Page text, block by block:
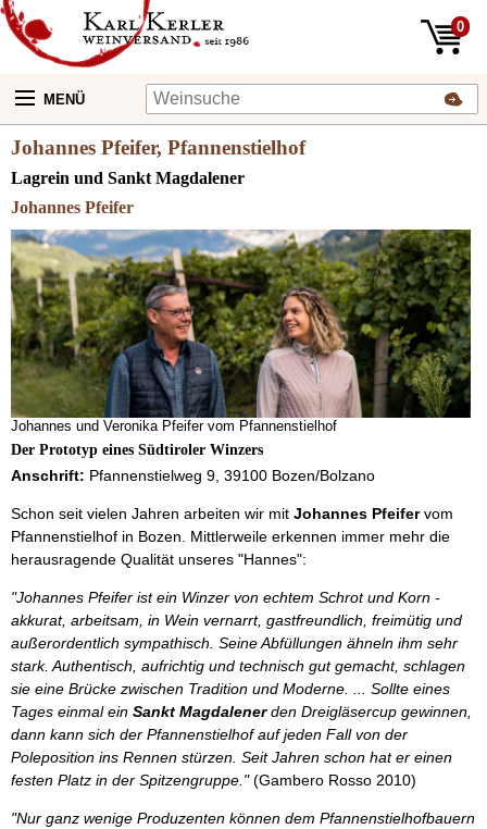
0
MENÜ
Johannes Pfeifer, Pfannenstielhof
Lagrein und Sankt Magdalener
Johannes Pfeifer
Johannes und Veronika Pfeifer vom Pfannenstielhof
Der Prototyp eines Südtiroler Winzers
Anschrift: Pfannenstielweg 9, 39100 Bozen/Bolzano
Schon seit vielen Jahren arbeiten wir mit Johannes Pfeifervom
Pfannenstielhof in Bozen. Mittlerweile erkennen immer mehr die
herausragende Qualität unseres "Hannes":
"Johannes Pfeifer ist ein Winzer von echtem Schrot und Korn -
akkurat, arbeitsam, in Wein vernarrt, gastfreundlich, freimütig und
außerordentlich sympathisch. Seine Abfüllungen ähneln ihm sehr
stark. Authentisch, aufrichtig und technisch gut gemacht, schlagen
sie eine Brücke zwischen Tradition und Moderne. ... Sollte eines
Tages einmal ein Sankt Magdalenerden Dreigläsercup gewinnen,
dann kann sich der Pfannenstielhof auf jeden Fall von der
Poleposition ins Rennen stürzen. Seit Jahren schon hat er einen
festen Platz in der Spitzengruppe."(Gambero Rosso 2010)
"Nur ganz wenige Produzenten können dem Pfannenstielhofbauern